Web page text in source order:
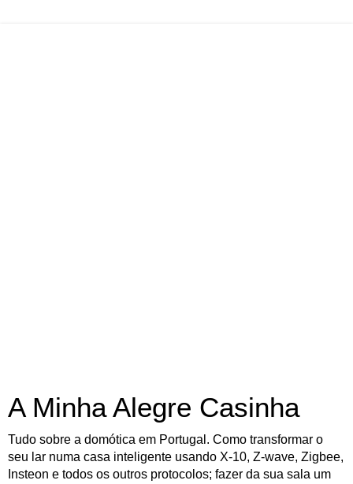
A Minha Alegre Casinha
Tudo sobre a domótica em Portugal. Como transformar o
seu lar numa casa inteligente usando X-10, Z-wave, Zigbee,
Insteon e todos os outros protocolos; fazer da sua sala um